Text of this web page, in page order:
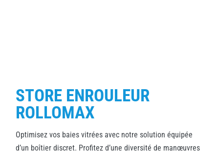
STORE ENROULEUR
ROLLOMAX
Optimisez vos baies vitrées avec notre solution équipée
d’un boîtier discret. Profitez d’une diversité de manœuvres